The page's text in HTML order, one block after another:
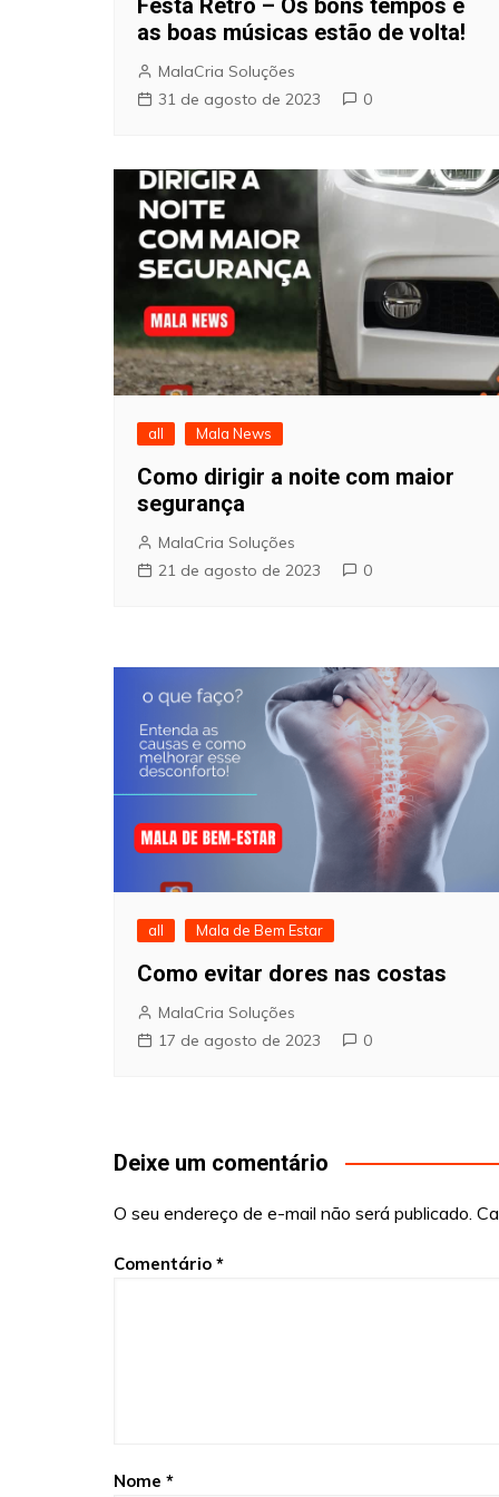
Festa Retrô – Os bons tempos e
as boas músicas estão de volta!
MalaCria Soluções
31 de agosto de 2023
0
all Mala News
Como dirigir a noite com maior
segurança
MalaCria Soluções
21 de agosto de 2023
0
all Mala de Bem Estar
Como evitar dores nas costas
MalaCria Soluções
17 de agosto de 2023
0
Deixe um comentário
O seu endereço de e-mail não será publicado.
Comentário *
Nome *